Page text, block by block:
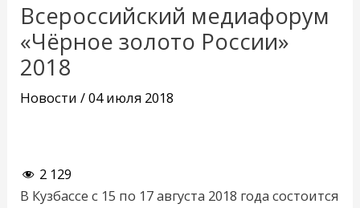
Всероссийский медиафорум
«Чёрное золото России»
2018
Новости /04 июля 2018
2 129
В Кузбассе с 15 по 17 августа 2018 года состоится
записям